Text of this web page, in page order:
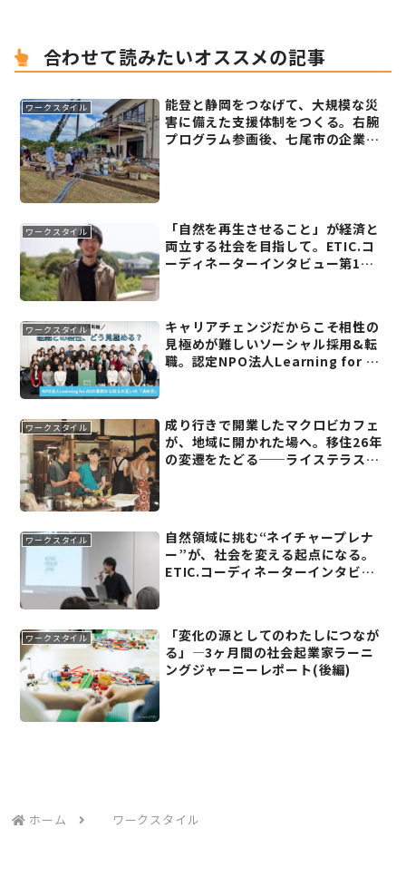
合わせて読みたいオススメの記事
ワークスタイル
能登と静岡をつなげて、大規模な災
害に備えた支援体制をつくる。右腕
プログラム参画後、七尾市の企業に
ワークスタイル
「自然を再生させること」が経済と
両立する社会を目指して。ETIC.コ
ーディネーターインタビュー第1弾
ワークスタイル
キャリアチェンジだからこそ相性の
見極めが難しいソーシャル採用&転
職。認定NPO法人Learning for All
ワークスタイル
成り行きで開業したマクロビカフェ
が、地域に開かれた場へ。移住26年
の変遷をたどる──ライステラスカ
ワークスタイル
自然領域に挑む“ネイチャープレナ
ー”が、社会を変える起点になる。
ETIC.コーディネーターインタビュ
ワークスタイル
「変化の源としてのわたしにつなが
る」―3ヶ月間の社会起業家ラーニ
ングジャーニーレポート(後編)
ホーム ワークスタイル